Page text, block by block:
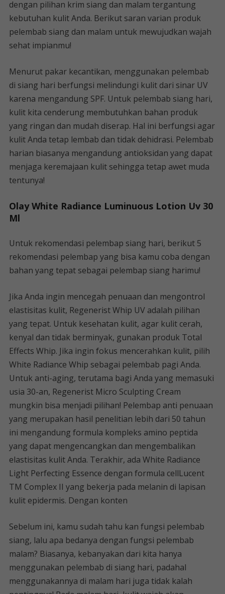
dengan pilihan krim siang dan malam tergantung
kebutuhan kulit Anda. Berikut saran varian produk
pelembab siang dan malam untuk mewujudkan wajah
sehat impianmu!
Menurut pakar kecantikan, menggunakan pelembab
di siang hari berfungsi melindungi kulit dari sinar UV
karena mengandung SPF. Untuk pelembab siang hari,
kulit kita cenderung membutuhkan bahan produk
yang ringan dan mudah diserap. Hal ini berfungsi agar
kulit Anda tetap lembab dan tidak dehidrasi. Pelembab
harian biasanya mengandung antioksidan yang dapat
menjaga keremajaan kulit sehingga tetap awet muda
tentunya!
Olay White Radiance Luminuous Lotion Uv 30
Ml
Untuk rekomendasi pelembap siang hari, berikut 5
rekomendasi pelembap yang bisa kamu coba dengan
bahan yang tepat sebagai pelembap siang harimu!
Jika Anda ingin mencegah penuaan dan mengontrol
elastisitas kulit, Regenerist Whip UV adalah pilihan
yang tepat. Untuk kesehatan kulit, agar kulit cerah,
kenyal dan tidak berminyak, gunakan produk Total
Effects Whip. Jika ingin fokus mencerahkan kulit, pilih
White Radiance Whip sebagai pelembab pagi Anda.
Untuk anti-aging, terutama bagi Anda yang memasuki
usia 30-an, Regenerist Micro Sculpting Cream
mungkin bisa menjadi pilihan! Pelembap anti penuaan
yang merupakan hasil penelitian lebih dari 50 tahun
ini mengandung formula kompleks amino peptida
yang dapat mengencangkan dan mengembalikan
elastisitas kulit Anda. Terakhir, ada White Radiance
Light Perfecting Essence dengan formula cellLucent
TM Complex II yang bekerja pada melanin di lapisan
kulit epidermis. Dengan konten
Sebelum ini, kamu sudah tahu kan fungsi pelembab
siang, lalu apa bedanya dengan fungsi pelembab
malam? Biasanya, kebanyakan dari kita hanya
menggunakan pelembab di siang hari, padahal
menggunakannya di malam hari juga tidak kalah